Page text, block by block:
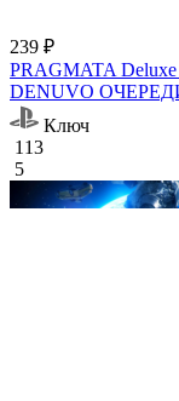
239 ₽
PRAGMATA
DENUVO
Ключ
113
5